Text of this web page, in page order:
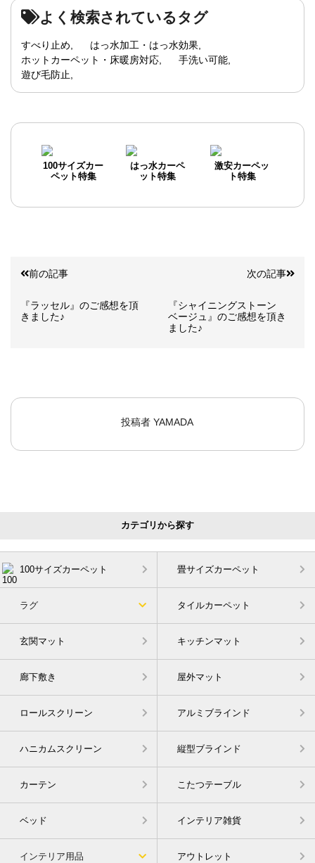
よく検索されているタグ
すべり止め
はっ水加工・はっ水効果
ホットカーペット・床暖房対応
手洗い可能
遊び毛防止
100サイズカー
ペット特集
はっ水カーペ
ット特集
激安カーペッ
ト特集
前の記事
『ラッセル』のご感想を頂
きました♪
次の記事
『シャイニングストーン
ベージュ』のご感想を頂き
ました♪
投稿者 YAMADA
カテゴリから探す
100サイズカーペット 畳サイズカーペット
ラグ タイルカーペット
玄関マット キッチンマット
廊下敷き 屋外マット
ロールスクリーン アルミブラインド
ハニカムスクリーン 縦型ブラインド
カーテン こたつテーブル
ベッド インテリア雑貨
インテリア用品 アウトレット